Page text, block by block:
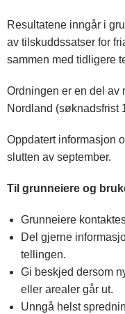
Resultatene inngår i
av tilskuddssatser for
sammen med tidligere
Ordningen er en del av
Nordland (søknadsfrist
Oppdatert informasjon
slutten av september.
Til grunneiere og
Grunneiere
Del gjerne
tellingen.
Gi beskjed dersom
eller arealer går ut.
Unngå helst